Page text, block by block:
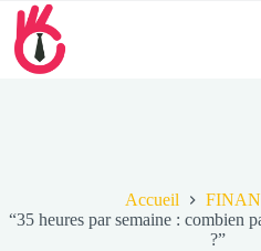
Passer
contenu
Accueil
“35 heures par semaine : combien
?”